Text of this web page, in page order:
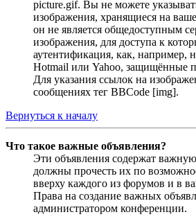
picture.gif. Вы не можете
изображения, хранящиеся на
он не является общедоступным
изображения, для доступа к
аутентификация, как, например,
Hotmail или Yahoo, защищённые
Для указания ссылок на
сообщениях тег BBCode [img].
Вернуться к началу
Что такое важные объявления?
Эти объявления содержат
должны прочесть их по
вверху каждого из форумов и в
Права на создание важных
администратором конференции.